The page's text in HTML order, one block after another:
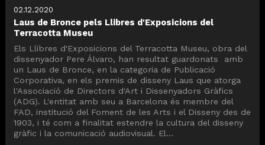
02.12.2020
Laus de Bronce pels Llibres d'Exposicions del
Terracotta Museu
Els Llibres d'Exposicions del Terracotta Museu, obra del
dissenyador Pere Álvaro, han resultat guardonats amb
un Laus de Bronce, en la categoria de Publicació
Corporativa, en els premis de disseny Laus que atorga
l'Associació de Directors d'Art i Dissenyadors Gràfics
(ADG). L'entitat amb seu a Barcelona és membre del
FAD, institució del Foment de les Arts i el Disseny des de
1903, i té com a finalitat estendre la cultura del disseny
gràfic i la comunicació audiovisual. El...